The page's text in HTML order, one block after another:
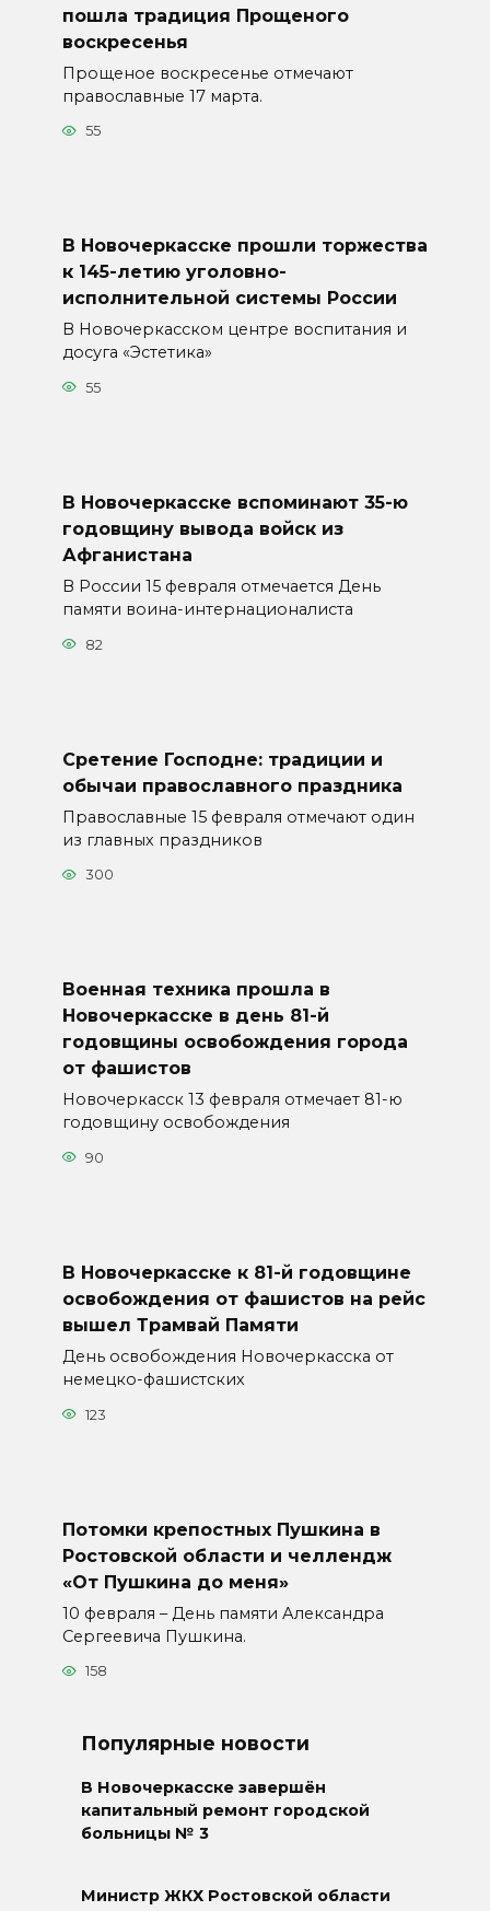
пошла традиция Прощеного
воскресенья
Прощеное воскресенье отмечают
православные 17 марта.
55
В Новочеркасске прошли торжества
к 145-летию уголовно-
исполнительной системы России
В Новочеркасском центре воспитания и
досуга «Эстетика»
55
В Новочеркасске вспоминают 35-ю
годовщину вывода войск из
Афганистана
В России 15 февраля отмечается День
памяти воина-интернационалиста
82
Сретение Господне: традиции и
обычаи православного праздника
Православные 15 февраля отмечают один
из главных праздников
300
Военная техника прошла в
Новочеркасске в день 81-й
годовщины освобождения города
от фашистов
Новочеркасск 13 февраля отмечает 81-ю
годовщину освобождения
90
В Новочеркасске к 81-й годовщине
освобождения от фашистов на рейс
вышел Трамвай Памяти
День освобождения Новочеркасска от
немецко-фашистских
123
Потомки крепостных Пушкина в
Ростовской области и челлендж
«От Пушкина до меня»
10 февраля – День памяти Александра
Сергеевича Пушкина.
158
Популярные новости
В Новочеркасске завершён
капитальный ремонт городской
больницы № 3
Министр ЖКХ Ростовской области